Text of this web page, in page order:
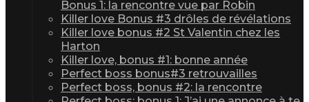
Bonus 1: la rencontre vue par Robin
Killer love Bonus #3 drôles de révélations
Killer love bonus #2 St Valentin chez les
Harton
Killer love, bonus #1: bonne année
Perfect boss bonus#3 retrouvailles
Perfect boss, bonus #2: la rencontre